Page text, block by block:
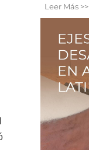
Leer Más >>